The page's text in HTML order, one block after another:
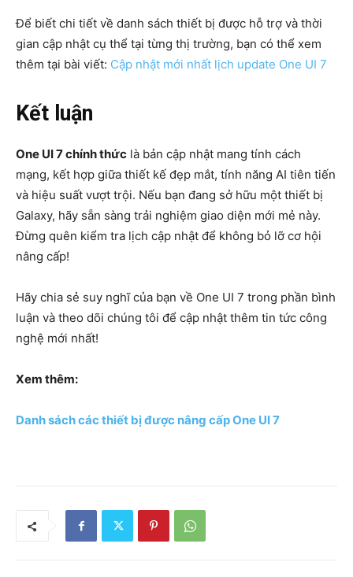
Để biết chi tiết về danh sách thiết bị được hỗ trợ và thời
gian cập nhật cụ thể tại từng thị trường, bạn có thể xem
thêm tại bài viết: Cập nhật mới nhất lịch update One UI 7
Kết luận
One UI 7 chính thức là bản cập nhật mang tính cách
mạng, kết hợp giữa thiết kế đẹp mắt, tính năng AI tiên tiến
và hiệu suất vượt trội. Nếu bạn đang sở hữu một thiết bị
Galaxy, hãy sẵn sàng trải nghiệm giao diện mới mẻ này.
Đừng quên kiểm tra lịch cập nhật để không bỏ lỡ cơ hội
nâng cấp!
Hãy chia sẻ suy nghĩ của bạn về One UI 7 trong phần bình
luận và theo dõi chúng tôi để cập nhật thêm tin tức công
nghệ mới nhất!
Xem thêm:
Danh sách các thiết bị được nâng cấp One UI 7